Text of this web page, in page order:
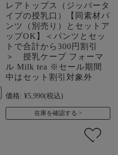
レアトップス（ジッパータ
イプの授乳口）【同素材パ
ンツ（別売り）とセットア
ップOK】＜パンツとセッ
トで合計から300円割引
＞ 授乳ケープ フォーマ
ル Milk tea ※セール期間
中はセット割引対象外
価格: ¥5,990(税込)
在庫を確認する